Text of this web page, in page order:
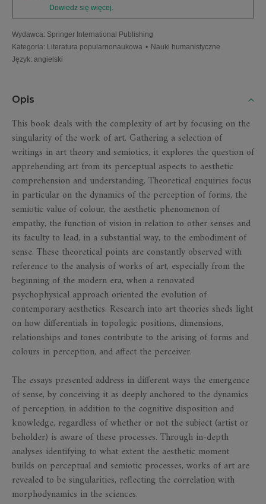
Dowiedz się więcej.
Wydawca: Springer International Publishing
Kategoria: Literatura popularnonaukowa • Nauki humanistyczne
Język: angielski
Opis
This book deals with the complexity of art by focusing on the
singularity of the work of art. Gathering a selection of
writings in art theory and semiotics, it explores the question of
apprehending art from its perceptual aspects to aesthetic
comprehension and understanding. Theoretical enquiries focus
in particular on the dynamics of the perception of forms, the
semiotic value of colour, the aesthetic phenomenon of
empathy, the function of vision in relation to other senses and
its faculty to lead, in a substantial way, to the embodiment of
sense. These theoretical points are constantly observed with
reference to the analysis of works of art, especially from the
beginning of the modern era, when a renovated
psychophysical approach oriented the evolution of
contemporary aesthetics. Research into art theories sheds light
on how differentials in topologic positions, dimensions,
relationships and tones contribute to the arising of forms and
colours in perception, and affect the perceiver.
The essays presented address in different ways the emergence
of sense, by conceiving it as deeply anchored to the dynamics
of perception, in addition to the cognitive disposition and
knowledge, regardless of whether or not the subject (artist or
beholder) is aware of these processes. Through in-depth
analyses identifying to what extent the aesthetic moment
builds on perceptual and semiotic processes, works of art are
revealed to be singularities, reflecting the correlation with
morphodynamics in the sciences.